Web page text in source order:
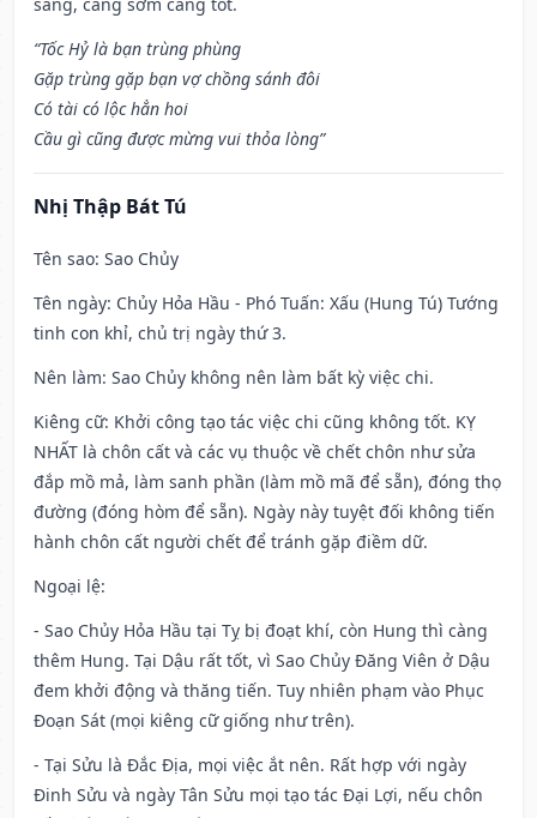
“Tốc Hỷ là bạn trùng phùng
Gặp trùng gặp bạn vợ chồng sánh đôi
Có tài có lộc hẳn hoi
Cầu gì cũng được mừng vui thỏa lòng”
Nhị Thập Bát Tú
Tên sao: Sao Chủy
Tên ngày: Chủy Hỏa Hầu - Phó Tuấn: Xấu (Hung Tú) Tướng
tinh con khỉ, chủ trị ngày thứ 3.
Nên làm: Sao Chủy không nên làm bất kỳ việc chi.
Kiêng cữ: Khởi công tạo tác việc chi cũng không tốt. KỴ
NHẤT là chôn cất và các vụ thuộc về chết chôn như sửa
đắp mồ mả, làm sanh phần (làm mồ mã để sẵn), đóng thọ
đường (đóng hòm để sẵn). Ngày này tuyệt đối không tiến
hành chôn cất người chết để tránh gặp điềm dữ.
Ngoại lệ:
- Sao Chủy Hỏa Hầu tại Tỵ bị đoạt khí, còn Hung thì càng
thêm Hung. Tại Dậu rất tốt, vì Sao Chủy Đăng Viên ở Dậu
đem khởi động và thăng tiến. Tuy nhiên phạm vào Phục
Đoạn Sát (mọi kiêng cữ giống như trên).
- Tại Sửu là Đắc Địa, mọi việc ắt nên. Rất hợp với ngày
Đinh Sửu và ngày Tân Sửu mọi tạo tác Đại Lợi, nếu chôn